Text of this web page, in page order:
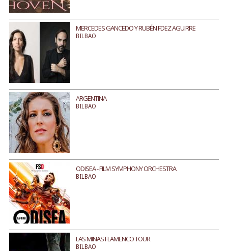
MERCEDES GANCEDO Y RUBÉN FDEZ AGUIRRE
BILBAO
ARGENTINA
BILBAO
ODISEA - FILM SYMPHONY ORCHESTRA
BILBAO
LAS MINAS FLAMENCO TOUR
BILBAO